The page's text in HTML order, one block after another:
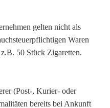
gelten nicht als
Waren
50 Stück Zigaretten.
(Post-, Kurier- oder
bereits bei Ankunft